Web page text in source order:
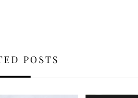
POSTS